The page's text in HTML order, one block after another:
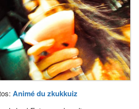
Animé du zkukkuiz